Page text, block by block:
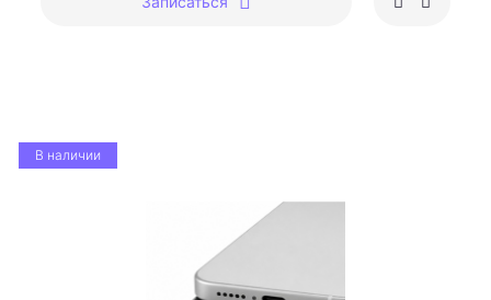
В наличии